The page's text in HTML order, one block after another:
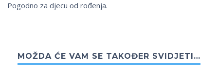
Pogodno za djecu od rođenja.
MOŽDA ĆE VAM SE TAKOĐER SVIDJETI…